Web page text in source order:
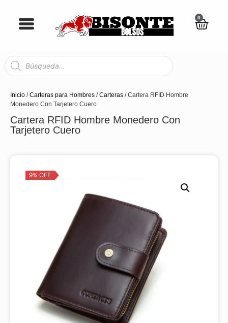
0
Inicio /Carteras para Hombres /Carteras / Cartera RFID Hombre
Monedero Con Tarjetero Cuero
Cartera RFID Hombre Monedero Con
Tarjetero Cuero
9% OFF